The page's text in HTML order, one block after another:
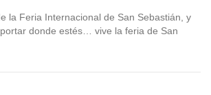
la Feria Internacional de San Sebastián, y
donde estés… vive la feria de San